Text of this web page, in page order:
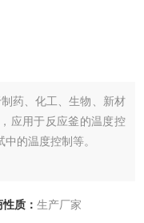
药、化工、生物、新材
应用于反应釜的温度控
的温度控制等。
质： 生产厂家